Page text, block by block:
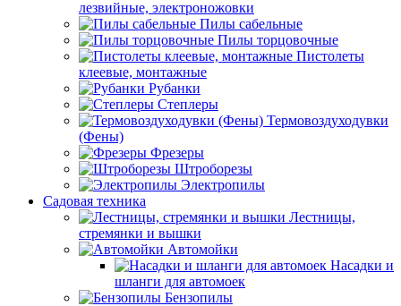
лезвийные, электроножовки
Пилы сабельные
Пилы торцовочные
Пистолеты
клеевые, монтажные
Рубанки
Степлеры
Термовоздуходувки
(Фены)
Фрезеры
Штроборезы
Электропилы
Садовая техника
Лестницы,
стремянки и вышки
Автомойки
Насадки и
шланги для автомоек
Бензопилы